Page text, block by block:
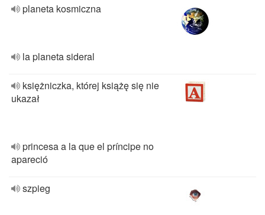
planeta kosmiczna
la planeta sideral
księżniczka, której książę się nie
ukazał
princesa a la que el príncipe no
apareció
szpieg